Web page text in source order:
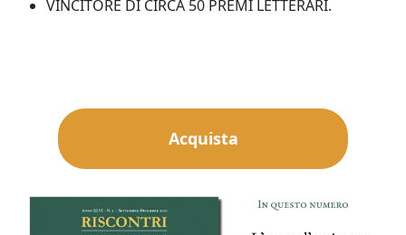
VINCITORE DI CIRCA 50 PREMI LETTERARI.
Acquista